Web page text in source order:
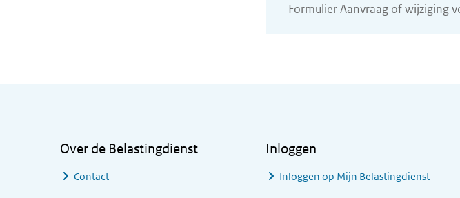
Formulier Aanvraag of wijziging
Over de Belastingdienst
Contact
Inloggen
Inloggen op Mijn Belastingdienst